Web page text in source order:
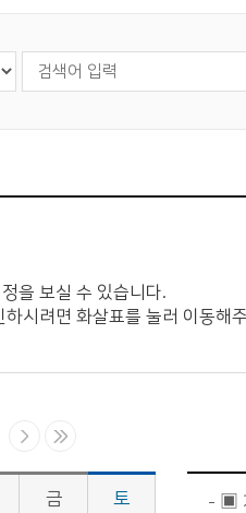
을 보실 수 있습니다.
하시려면 화살표를 눌러 이동해
금 토 ▣